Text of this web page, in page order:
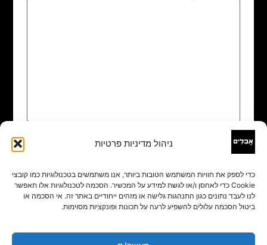
ניהול מדיניות פרטיות
כדי לספק את חוויות המשתמש הטובות ביותר, אנו משתמשים בטכנולוגיות כמו קובצי
Cookie כדי לאחסן ו/או לגשת למידע על המכשיר. הסכמה לטכנולוגיות אלו תאפשר
לנו לעבד נתונים כגון התנהגות גלישה או מזהים ייחודיים באתר זה. אי הסכמה או
ביטול הסכמה עלולים להשפיע לרעה על תכונות ופונקציות מסוימות.
שם
אימייל*